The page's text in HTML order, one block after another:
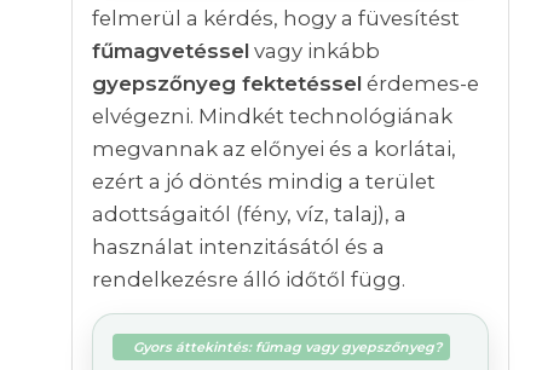
felmerül a kérdés, hogy a füvesítést
fűmagvetéssel vagy inkább
gyepszőnyeg fektetéssel érdemes-e
elvégezni. Mindkét technológiának
megvannak az előnyei és a korlátai,
ezért a jó döntés mindig a terület
adottságaitól (fény, víz, talaj), a
használat intenzitásától és a
rendelkezésre álló időtől függ.
Gyors áttekintés: fűmag vagy gyepszőnyeg?